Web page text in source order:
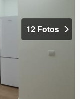
12 Fotos